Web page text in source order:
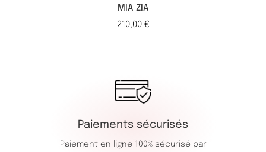
MIA ZIA
210,00 €
Paiements sécurisés
Paiement en ligne 100% sécurisé par